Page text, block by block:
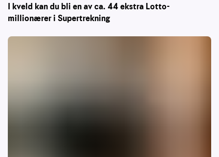
I kveld kan du bli en av ca. 44 ekstra Lotto-
millionærer i Supertrekning